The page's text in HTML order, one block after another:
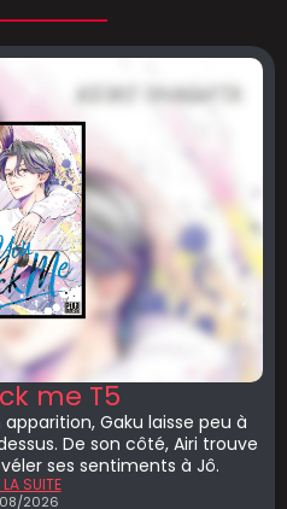
me T5
Gaku laisse peu à
De son côté, Airi trouve
ses sentiments à Jô.
LA SUITE
2026